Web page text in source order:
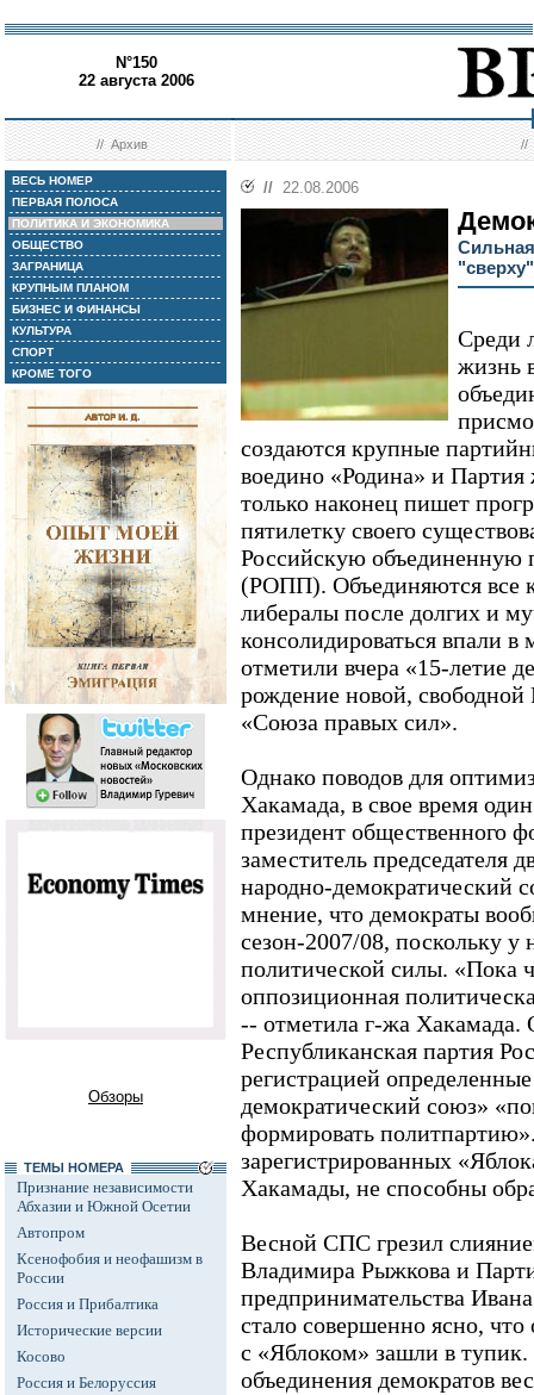
N°150
22 августа 2006
//Архив //
ВЕСЬ НОМЕР
ПЕРВАЯ ПОЛОСА
ПОЛИТИКА И ЭКОНОМИКА
ОБЩЕСТВО
ЗАГРАНИЦА
КРУПНЫМ ПЛАНОМ
БИЗНЕС И ФИНАНСЫ
КУЛЬТУРА
СПОРТ
КРОМЕ ТОГО
Обзоры
ТЕМЫ НОМЕРА
Признание независимости
Абхазии и Южной Осетии
Автопром
Ксенофобия и неофашизм в
России
Россия и Прибалтика
Исторические версии
Косово
Россия и Белоруссия
// 22.08.2006
Среди
жизнь
создаются крупные
воедино «Родина» и
только наконец пишет
пятилетку своего
Российскую
(РОПП). Объединяются все
либералы после долгих и
консолидироваться впали
отметили вчера «15-летие
рождение новой, свободной
«Союза правых сил».
Однако поводов для
Хакамада, в свое время
президент общественного
заместитель председателя
народно-демократический
мнение, что демократы
сезон-2007/08, поскольку у
политической силы. «Пока
оппозиционная
-- отметила г-жа Хакамада.
Республиканская партия
регистрацией
демократический союз»
формировать
зарегистрированных
Хакамады, не способны
Весной СПС грезил
Владимира Рыжкова и
предпринимательства
стало совершенно ясно,
с «Яблоком» зашли в
объединения демократов